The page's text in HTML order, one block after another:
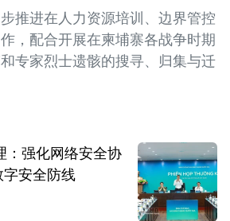
推进在人力资源培训、边界管控
，配合开展在柬埔寨各战争时期
专家烈士遗骸的搜寻、归集与迁
：强化网络安全协
安全防线